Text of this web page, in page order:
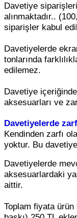
Davetiye
alınmaktadır..
siparişler kabul
Davetiyelerde
tonlarında
edilemez.
Davetiye
aksesuarları ve
Davetiyelerde
Kendinden zarfı
yoktur. Bu
Davetiyelerde
aksesuarlardaki
aittir.
Toplam fiyata ürün